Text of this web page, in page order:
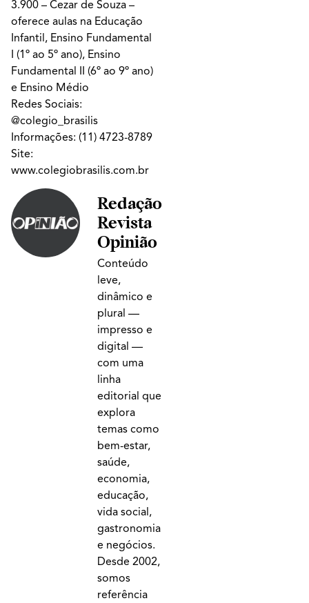
3.900 – Cezar de Souza –
oferece aulas na Educação
Infantil, Ensino Fundamental
I (1º ao 5º ano), Ensino
Fundamental II (6º ao 9º ano)
e Ensino Médio
Redes Sociais:
@colegio_brasilis
Informações: (11) 4723-8789
Site:
www.colegiobrasilis.com.br
Redação
Revista
Opinião
Conteúdo
leve,
dinâmico e
plural —
impresso e
digital —
com uma
linha
editorial que
explora
temas como
bem-estar,
saúde,
economia,
educação,
vida social,
gastronomia
e negócios.
Desde 2002,
somos
referência